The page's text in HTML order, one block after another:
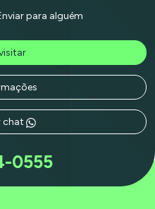
para alguém
chat
0555